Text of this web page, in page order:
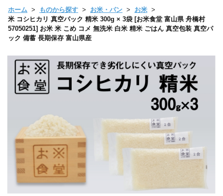
ホーム ものから探す お米・パン
お米
米 コシヒカリ 真空パック 精米 300g × 3袋 [お米食堂 富山県 舟橋村
57050251] お米 米 こめ コメ 無洗米 白米 精米 ごはん 真空包装 真空パ
ック 備蓄 長期保存 富山県産